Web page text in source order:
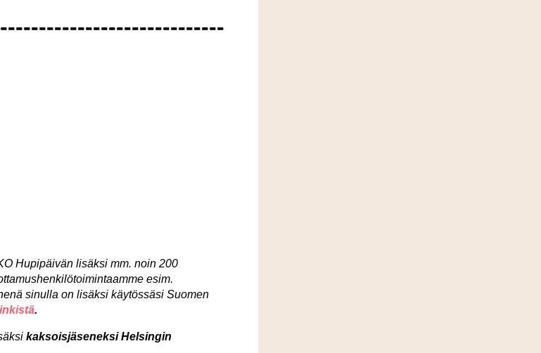
Hupipäivän lisäksi mm. noin 200
esim.
sinulla on lisäksi käytössäsi Suomen
.
kaksoisjäseneksi Helsingin